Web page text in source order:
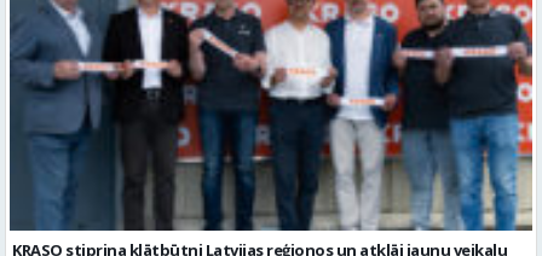
KRASO stiprina klātbūtni Latvijas reģionos un atklāj jaunu veikalu
Valmierā
Redakcija iesaka